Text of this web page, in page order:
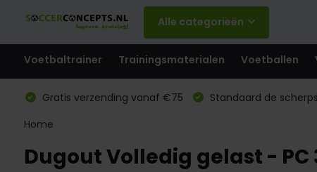
Alle categorieën
Voetbaltrainer Trainingsmaterialen Voetballen
Gratis verzending vanaf €75 Standaard de
Home
Dugout Volledig gelast - PC